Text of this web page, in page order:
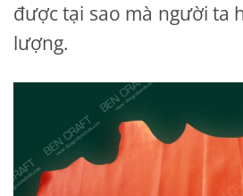
được tại sao mà người ta
lượng.